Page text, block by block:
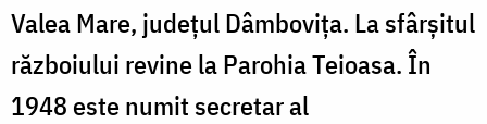
Valea Mare, județul Dâmbovița. La sfârșitul
războiului revine la Parohia Teioasa. În
1948 este numit secretar al